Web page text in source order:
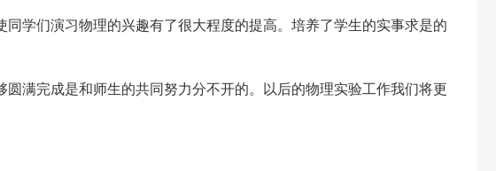
同学们演习物理的兴趣有了很大程度的提高。培养了学生的实事求是的
圆满完成是和师生的共同努力分不开的。以后的物理实验工作我们将更